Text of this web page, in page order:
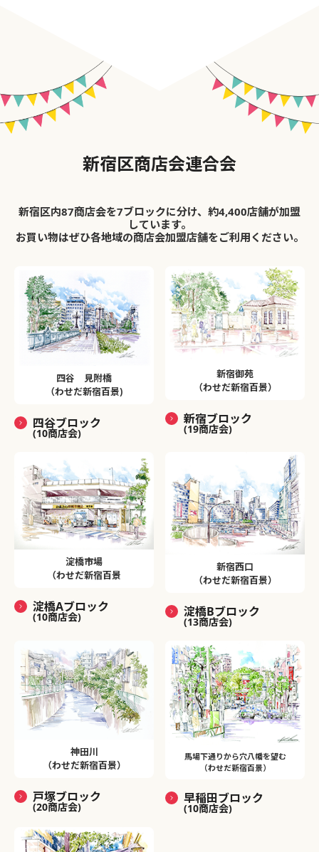
新宿区商店会連合会
新宿区内87商店会を7ブロックに分け、約4,400店舗が加盟
しています。
お買い物はぜひ各地域の商店会加盟店舗をご利用ください。
四谷 見附橋
（わせだ新宿百景)
四谷ブロック
(10商店会)
新宿御苑
（わせだ新宿百景）
新宿ブロック
(19商店会)
淀橋市場
（わせだ新宿百景
淀橋Aブロック
(10商店会)
新宿西口
（わせだ新宿百景）
淀橋Bブロック
(13商店会)
神田川
（わせだ新宿百景）
戸塚ブロック
(20商店会)
馬場下通りから穴八幡を望む
（わせだ新宿百景）
早稲田ブロック
(10商店会)